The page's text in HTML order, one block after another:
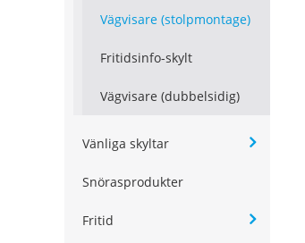
Vägvisare (stolpmontage)
Fritidsinfo-skylt
Vägvisare (dubbelsidig)
Vänliga skyltar
Snörasprodukter
Fritid